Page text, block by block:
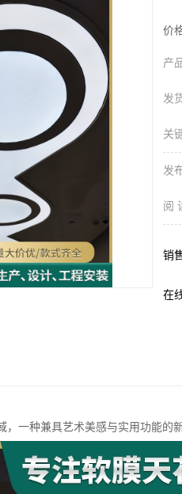
价
产
发
关
发
阅
销
在
，一种兼具艺术美感与实用功能